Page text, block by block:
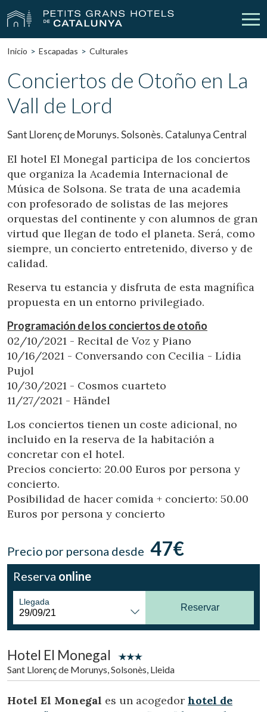
Nuestros Hoteles Escapadas
Bodas
Cheques Regalo Descubre Catalunya
Contacto Mi reserva
vpn_key Iniciar sesión person Crear cuenta
CA ES EN FR
Inicio Escapadas Culturales
Conciertos de Otoño en La
Vall de Lord
Sant Llorenç de Morunys. Solsonès. Catalunya Central
El hotel El Monegal participa de los conciertos
que organiza la Academia Internacional de
Música de Solsona. Se trata de una academia
con profesorado de solistas de las mejores
orquestas del continente y con alumnos de gran
virtud que llegan de todo el planeta. Será, como
siempre, un concierto entretenido, diverso y de
calidad.
Reserva tu estancia y disfruta de esta magnífica
propuesta en un entorno privilegiado.
Programación de los conciertos de otoño
02/10/2021 - Recital de Voz y Piano
10/16/2021 - Conversando con Cecilia - Lídia
Pujol
10/30/2021 - Cosmos cuarteto
11/27/2021 - Händel
Los conciertos tienen un coste adicional, no
incluido en la reserva de la habitación a
concretar con el hotel.
Precios concierto: 20.00 Euros por persona y
concierto.
Posibilidad de hacer comida + concierto: 50.00
Euros por persona y concierto
Precio por persona desde 47€
Reserva online
Llegada
Reservar
Hotel El Monegal
Sant Llorenç de Morunys, Solsonès, Lleida
Hotel El Monegal es un acogedor hotel de
Modificar cookies